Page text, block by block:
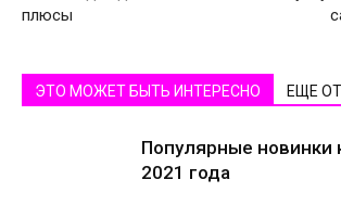
плюсы
ЭТО МОЖЕТ БЫТЬ ИНТЕРЕСНО ЕЩЕ
Популярные новинки
2021 года